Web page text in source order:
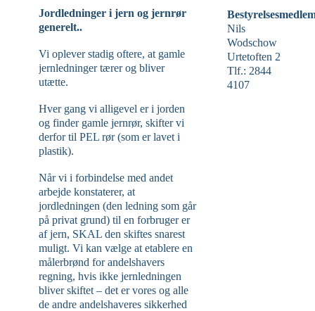
Jordledninger i jern og jernrør
generelt..
Vi oplever stadig oftere, at gamle
jernledninger tærer og bliver
utætte.
Hver gang vi alligevel er i jorden
og finder gamle jernrør, skifter vi
derfor til PEL rør (som er lavet i
plastik).
Når vi i forbindelse med andet
arbejde konstaterer, at
jordledningen (den ledning som går
på privat grund) til en forbruger er
af jern, SKAL den skiftes snarest
muligt. Vi kan vælge at etablere en
målerbrønd for andelshavers
regning, hvis ikke jernledningen
bliver skiftet – det er vores og alle
de andre andelshaveres sikkerhed
Nils
Wodschow
Urtetoften 2
Tlf.: 2844
4107